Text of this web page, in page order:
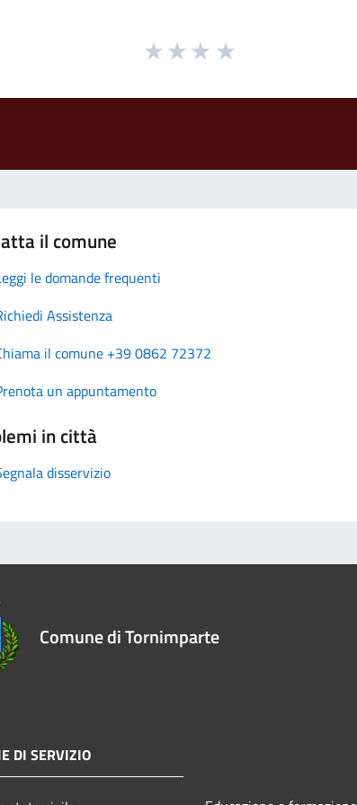
il comune
le domande frequenti
Assistenza
il comune +39 0862 72372
un appuntamento
in città
disservizio
Comune di Tornimparte
DI SERVIZIO